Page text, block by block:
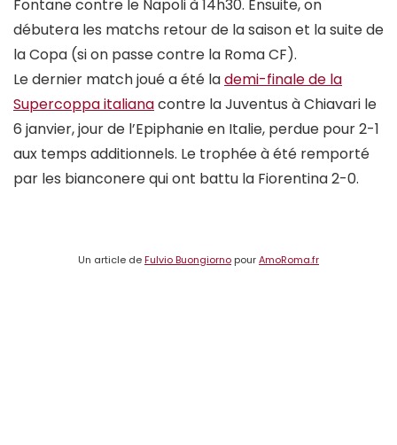
Fontane contre le Napoli à 14h30. Ensuite, on
débutera les matchs retour de la saison et la suite de
la Copa (si on passe contre la Roma CF).
Le dernier match joué a été lademi-finale de la
Supercoppa italianacontre la Juventus à Chiavari le
6 janvier, jour de l’Epiphanie en Italie, perdue pour 2-1
aux temps additionnels. Le trophée à été remporté
par les bianconere qui ont battu la Fiorentina 2-0.
Un article deFulvio Buongiorno pourAmoRoma.fr